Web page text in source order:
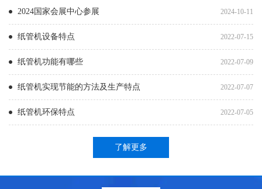
2024国家会展中心参展 2024-10-11
纸管机设备特点 2022-07-15
纸管机功能有哪些 2022-07-09
纸管机实现节能的方法及生产特点 2022-07-07
纸管机环保特点 2022-07-05
了解更多